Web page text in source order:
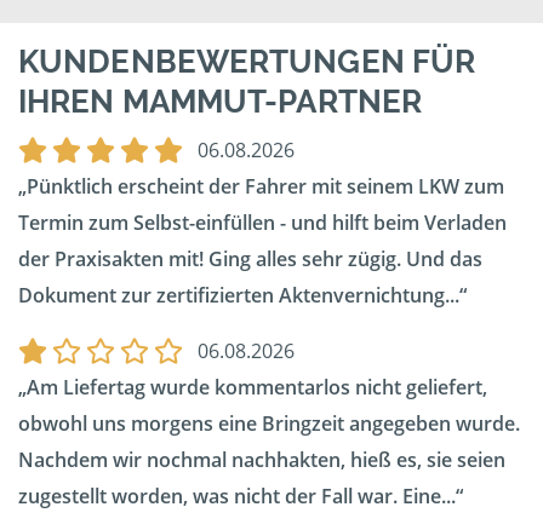
KUNDENBEWERTUNGEN FÜR
IHREN MAMMUT-PARTNER
06.08.2026
Pünktlich erscheint der Fahrer mit seinem LKW zum
Termin zum Selbst-einfüllen - und hilft beim Verladen
der Praxisakten mit! Ging alles sehr zügig. Und das
Dokument zur zertifizierten Aktenvernichtung...
06.08.2026
Am Liefertag wurde kommentarlos nicht geliefert,
obwohl uns morgens eine Bringzeit angegeben wurde.
Nachdem wir nochmal nachhakten, hieß es, sie seien
zugestellt worden, was nicht der Fall war. Eine...